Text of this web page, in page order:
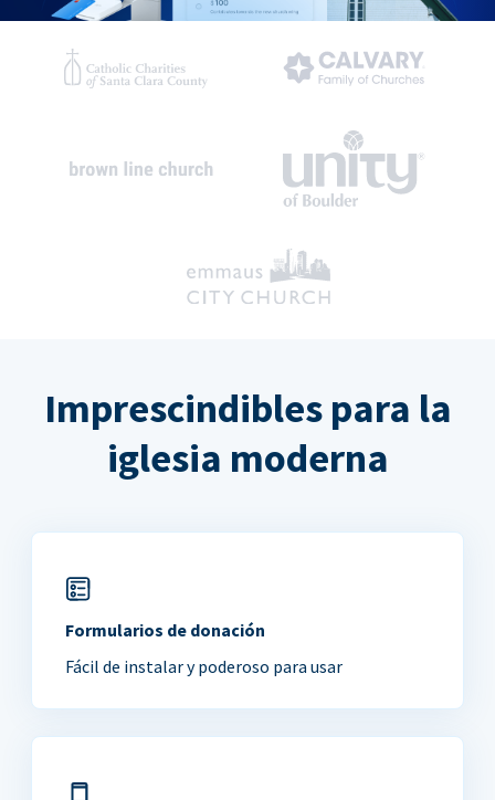
Imprescindibles para la
iglesia moderna
Formularios de donación
Fácil de instalar y poderoso para usar